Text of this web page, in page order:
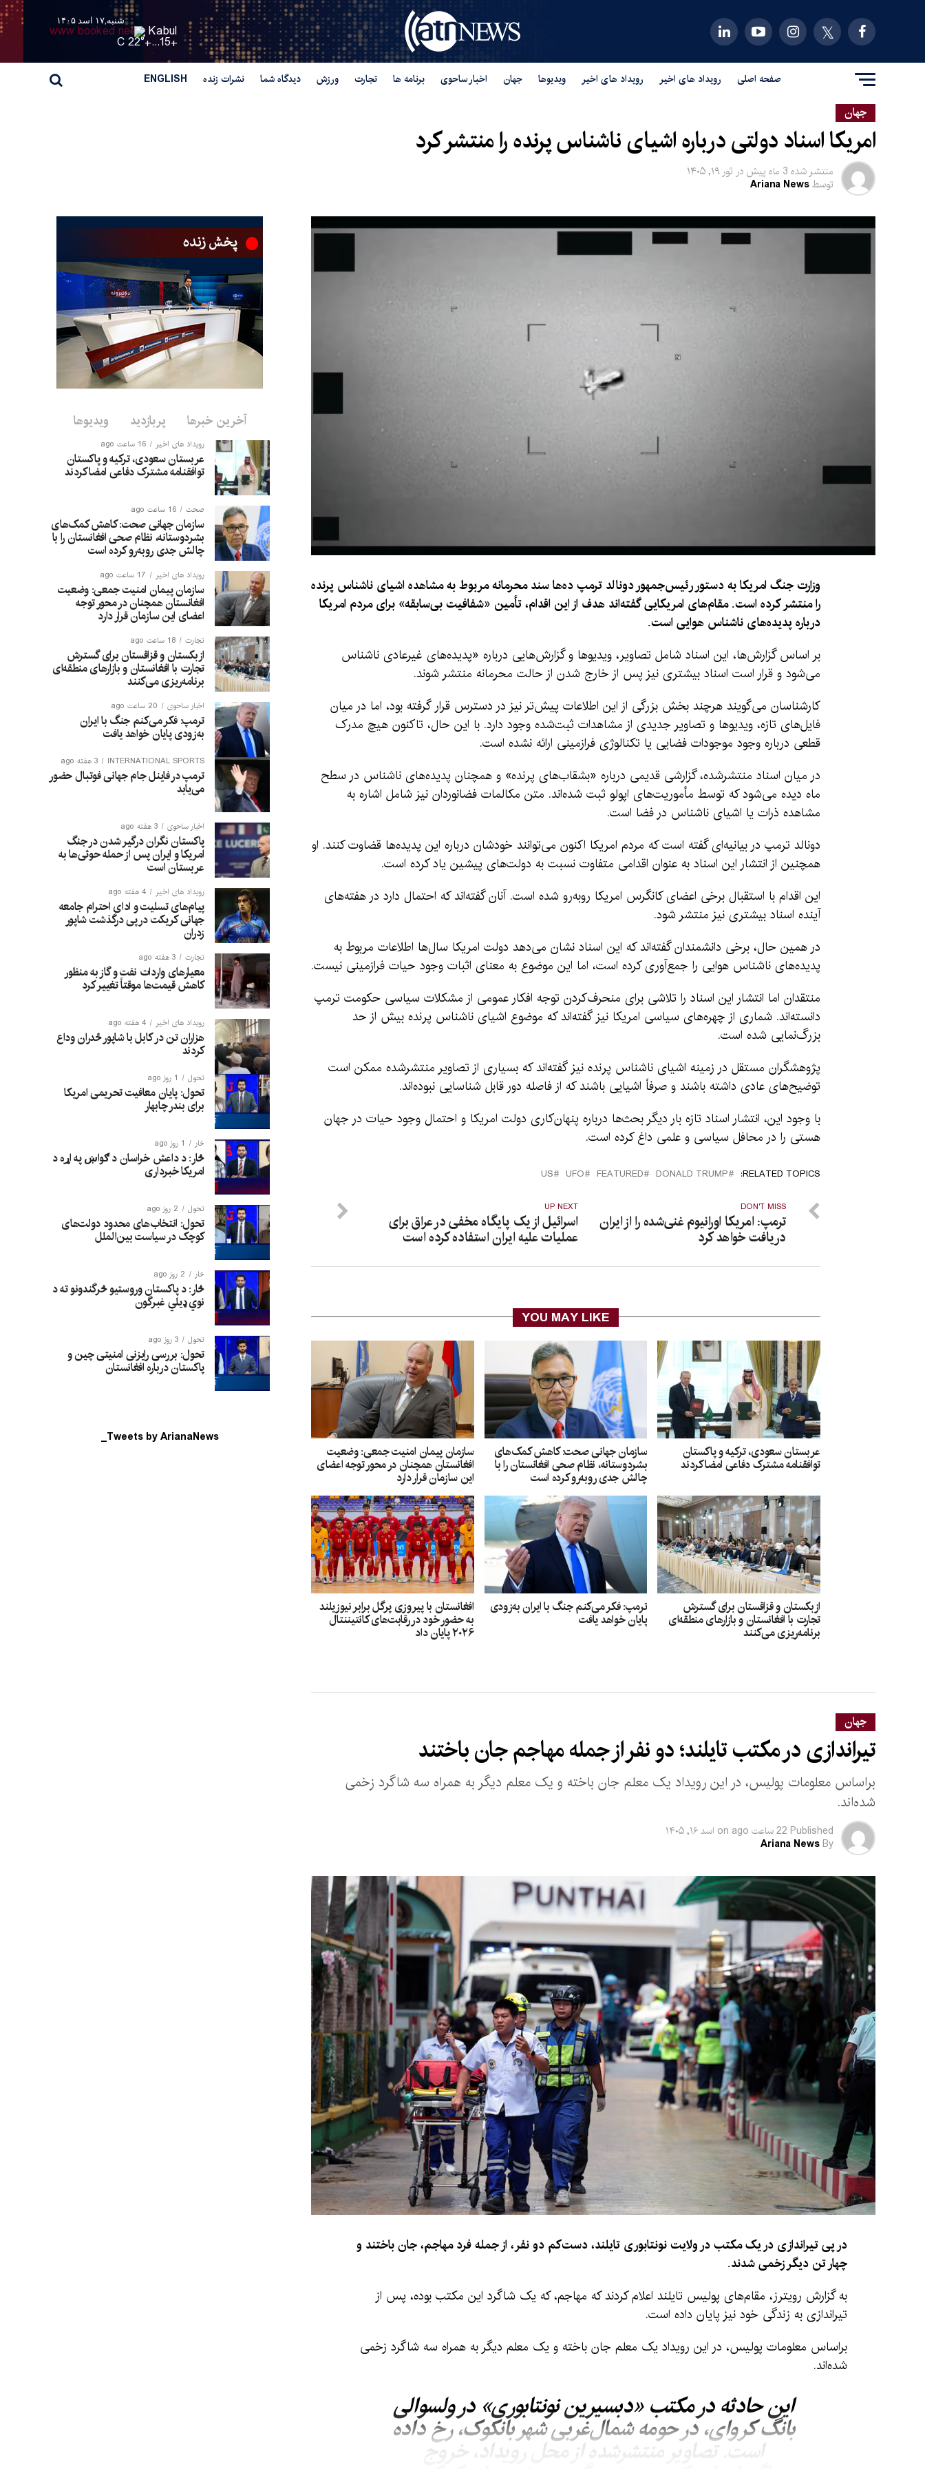
شنبه,۱۷ اسد ۱۴۰۵
Kabul
+
15...
+
22° C
صفحه اصلی رویداد های اخیر رویداد های اخیر ویدیوها جهان اخبار ساحوی برنامه ها تجارت ورزش دیدگاه شما نشرات زنده ENGLISH
جهان
امریکا اسناد دولتی درباره اشیای ناشناس پرنده را منتشر کرد
منتشر شده 3 ماه پیش در ثور ۱۹, ۱۴۰۵
توسطAriana News
وزارت جنگ امریکا به دستور رئیس‌جمهور دونالد ترمپ ده‌ها سند محرمانه مربوط به مشاهده اشیای ناشناس پرنده
را منتشر کرده است. مقام‌های امریکایی گفته‌اند هدف از این اقدام، تأمین «شفافیت بی‌سابقه» برای مردم امریکا
درباره پدیده‌های ناشناس هوایی است.
بر اساس گزارش‌ها، این اسناد شامل تصاویر، ویدیوها و گزارش‌هایی درباره «پدیده‌های غیرعادی ناشناس
می‌شود و قرار است اسناد بیشتری نیز پس از خارج شدن از حالت محرمانه منتشر شوند.
کارشناسان می‌گویند هرچند بخش بزرگی از این اطلاعات پیش‌تر نیز در دسترس قرار گرفته بود، اما در میان
فایل‌های تازه، ویدیوها و تصاویر جدیدی از مشاهدات ثبت‌شده وجود دارد. با این حال، تاکنون هیچ مدرک
قطعی درباره وجود موجودات فضایی یا تکنالوژی فرازمینی ارائه نشده است.
در میان اسناد منتشرشده، گزارشی قدیمی درباره «بشقاب‌های پرنده» و همچنان پدیده‌های ناشناس در سطح
ماه دیده می‌شود که توسط مأموریت‌های اپولو ثبت شده‌اند. متن مکالمات فضانوردان نیز شامل اشاره به
مشاهده ذرات یا اشیای ناشناس در فضا است.
دونالد ترمپ در بیانیه‌ای گفته است که مردم امریکا اکنون می‌توانند خودشان درباره این پدیده‌ها قضاوت کنند. او
همچنین از انتشار این اسناد به عنوان اقدامی متفاوت نسبت به دولت‌های پیشین یاد کرده است.
این اقدام با استقبال برخی اعضای کانگرس امریکا روبه‌رو شده است. آنان گفته‌اند که احتمال دارد در هفته‌های
آینده اسناد بیشتری نیز منتشر شود.
در همین حال، برخی دانشمندان گفته‌اند که این اسناد نشان می‌دهد دولت امریکا سال‌ها اطلاعات مربوط به
پدیده‌های ناشناس هوایی را جمع‌آوری کرده است، اما این موضوع به معنای اثبات وجود حیات فرازمینی نیست.
منتقدان اما انتشار این اسناد را تلاشی برای منحرف‌کردن توجه افکار عمومی از مشکلات سیاسی حکومت ترمپ
دانسته‌اند. شماری از چهره‌های سیاسی امریکا نیز گفته‌اند که موضوع اشیای ناشناس پرنده بیش از حد
بزرگ‌نمایی شده است.
پژوهشگران مستقل در زمینه اشیای ناشناس پرنده نیز گفته‌اند که بسیاری از تصاویر منتشرشده ممکن است
توضیح‌های عادی داشته باشند و صرفاً اشیایی باشند که از فاصله دور قابل شناسایی نبوده‌اند.
با وجود این، انتشار اسناد تازه بار دیگر بحث‌ها درباره پنهان‌کاری دولت امریکا و احتمال وجود حیات در جهان
هستی را در محافل سیاسی و علمی داغ کرده است.
RELATED TOPICS:
DONALD TRUMP
FEATURED
UFO
US
UP NEXT
اسرائیل از یک پایگاه مخفی در عراق برای
عملیات علیه ایران استفاده کرده است
DON'T MISS
ترمپ: امریکا اورانیوم غنی‌شده را از ایران
دریافت خواهد کرد
YOU MAY LIKE
عربستان سعودی، ترکیه و پاکستان
توافقنامه مشترک دفاعی امضا کردند
سازمان جهانی صحت: کاهش کمک‌های
بشردوستانه، نظام صحی افغانستان را با
چالش جدی روبه‌رو کرده است
سازمان پیمان امنیت جمعی: وضعیت
افغانستان همچنان در محور توجه اعضای
این سازمان قرار دارد
ازبکستان و قزاقستان برای گسترش
تجارت با افغانستان و بازارهای منطقه‌ای
برنامه‌ریزی می‌کنند
ترمپ: فکر می‌کنم جنگ با ایران به‌زودی
پایان خواهد یافت
افغانستان با پیروزی پرگل برابر نیوزیلند
به حضور خود در رقابت‌های کانتیننتال
۲۰۲۶ پایان داد
جهان
تیراندازی در مکتب تایلند؛ دو نفر از جمله مهاجم جان باختند
براساس معلومات پولیس، در این رویداد یک معلم جان باخته و یک معلم دیگر به همراه سه شاگرد زخمی
شده‌اند.
Published 22 ساعت ago on اسد ۱۶, ۱۴۰۵
By
Ariana News
در پی تیراندازی در یک مکتب در ولایت نونتابوری تایلند، دست‌کم دو نفر، از جمله فرد مهاجم، جان باختند و
چهار تن دیگر زخمی شدند.
به گزارش رویترز، مقام‌های پولیس تایلند اعلام کردند که مهاجم، که یک شاگرد این مکتب بوده، پس از
تیراندازی به زندگی خود نیز پایان داده است.
براساس معلومات پولیس، در این رویداد یک معلم جان باخته و یک معلم دیگر به همراه سه شاگرد زخمی
شده‌اند.
این حادثه در مکتب «دبسیرین نونتابوری» در ولسوالی
بانگ کروای، در حومه شمال‌غربی شهر بانکوک، رخ داده
است. تصاویر منتشرشده از محل رویداد، خروج
آخرین خبرها پربازدید ویدیوها
رویداد های اخیر 16 ساعت ago
عربستان سعودی، ترکیه و پاکستان
توافقنامه مشترک دفاعی امضا کردند
صحت 16 ساعت ago
سازمان جهانی صحت: کاهش کمک‌های
بشردوستانه، نظام صحی افغانستان را با
چالش جدی روبه‌رو کرده است
رویداد های اخیر 17 ساعت ago
سازمان پیمان امنیت جمعی: وضعیت
افغانستان همچنان در محور توجه
اعضای این سازمان قرار دارد
تجارت 18 ساعت ago
ازبکستان و قزاقستان برای گسترش
تجارت با افغانستان و بازارهای منطقه‌ای
برنامه‌ریزی می‌کنند
اخبار ساحوی 20 ساعت ago
ترمپ: فکر می‌کنم جنگ با ایران
به‌زودی پایان خواهد یافت
INTERNATIONAL SPORTS 3 هفته ago
ترمپ در فاینل جام جهانی فوتبال حضور
می‌یابد
اخبار ساحوی 3 هفته ago
پاکستان نگران درگیر شدن در جنگ
امریکا و ایران پس از حمله حوثی‌ها به
عربستان است
رویداد های اخیر 4 هفته ago
پیام‌های تسلیت و ادای احترام جامعه
جهانی کریکت در پی درگذشت شاپور
زدران
تجارت 3 هفته ago
معیارهای واردات نفت و گاز به منظور
کاهش قیمت‌ها موقتاً تغییر کرد
رویداد های اخیر 4 هفته ago
هزاران تن در کابل با شاپور ځدران وداع
کردند
تحول 1 روز ago
تحول: پایان معافیت تحریمی امریکا
برای بندر چابهار
څار 1 روز ago
څار: د داعش خراسان د ګواښ په اړه د
امریکا خبرداری
تحول 2 روز ago
تحول: انتخاب‌های محدود دولت‌های
کوچک در سیاست بین‌الملل
څار 2 روز ago
څار: د پاکستان وروستیو څرگندونو ته د
نوي ډیلي غبرگون
تحول 3 روز ago
تحول: بررسی رایزنی امنیتی چین و
پاکستان درباره افغانستان
Tweets by ArianaNews_